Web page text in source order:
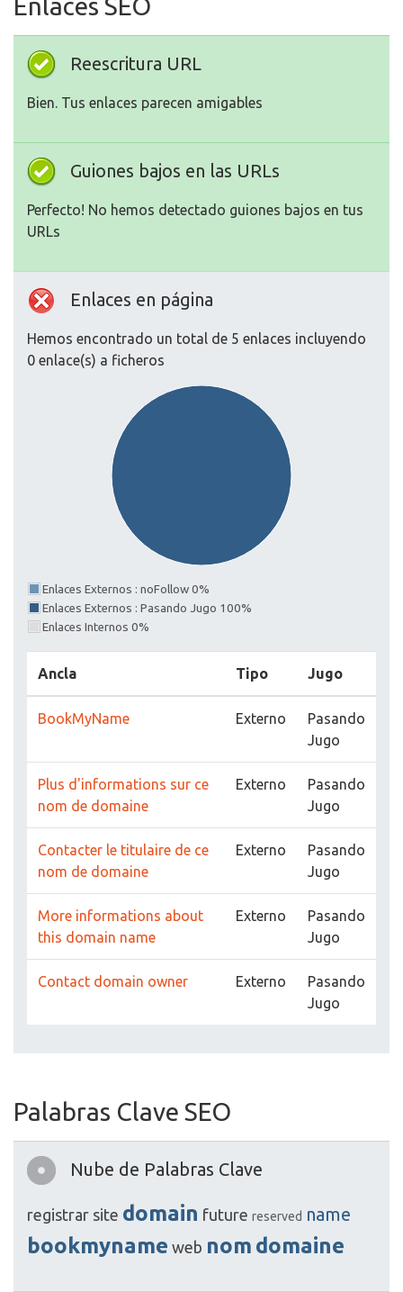
Enlaces SEO
Reescritura URL
Bien. Tus enlaces parecen amigables
Guiones bajos en las URLs
Perfecto! No hemos detectado guiones bajos en tus
URLs
Enlaces en página
Hemos encontrado un total de 5 enlaces incluyendo
0 enlace(s) a ficheros
Enlaces Externos : noFollow 0%
Enlaces Externos : Pasando Jugo 100%
Enlaces Internos 0%
Ancla Tipo Jugo
BookMyName Externo
Pasando
Jugo
Plus d'informations sur ce
nom de domaine
Externo
Pasando
Jugo
Contacter le titulaire de ce
nom de domaine
Externo
Pasando
Jugo
More informations about
this domain name
Externo
Pasando
Jugo
Contact domain owner Externo
Pasando
Jugo
Palabras Clave SEO
Nube de Palabras Clave
registrar site domain future reserved name
bookmyname web nom domaine